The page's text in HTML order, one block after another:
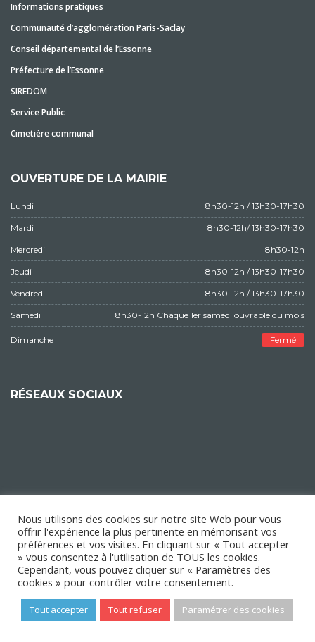
Informations pratiques
Communauté d’agglomération Paris-Saclay
Conseil départemental de l’Essonne
Préfecture de l’Essonne
SIREDOM
Service Public
Cimetière communal
OUVERTURE DE LA MAIRIE
Lundi 8h30-12h / 13h30-17h30
Mardi 8h30-12h/ 13h30-17h30
Mercredi 8h30-12h
Jeudi 8h30-12h / 13h30-17h30
Vendredi 8h30-12h / 13h30-17h30
Samedi 8h30-12h Chaque 1er samedi ouvrable du mois
Dimanche Fermé
RÉSEAUX SOCIAUX
Copyright © 2018 Mairie d'Épinay-sur-Orge
Nous utilisons des cookies sur notre site Web pour vous
offrir l'expérience la plus pertinente en mémorisant vos
préférences et vos visites. En cliquant sur « Tout accepter
» vous consentez à l'utilisation de TOUS les cookies.
Cependant, vous pouvez cliquer sur « Paramètres des
cookies » pour contrôler votre consentement.
Tout accepter Tout refuser Paramétrer des cookies